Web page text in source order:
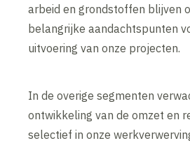
arbeid en grondstoffen blijven
belangrijke aandachtspunten
uitvoering van onze projecten.
In de overige segmenten
ontwikkeling van de omzet en
selectief in onze